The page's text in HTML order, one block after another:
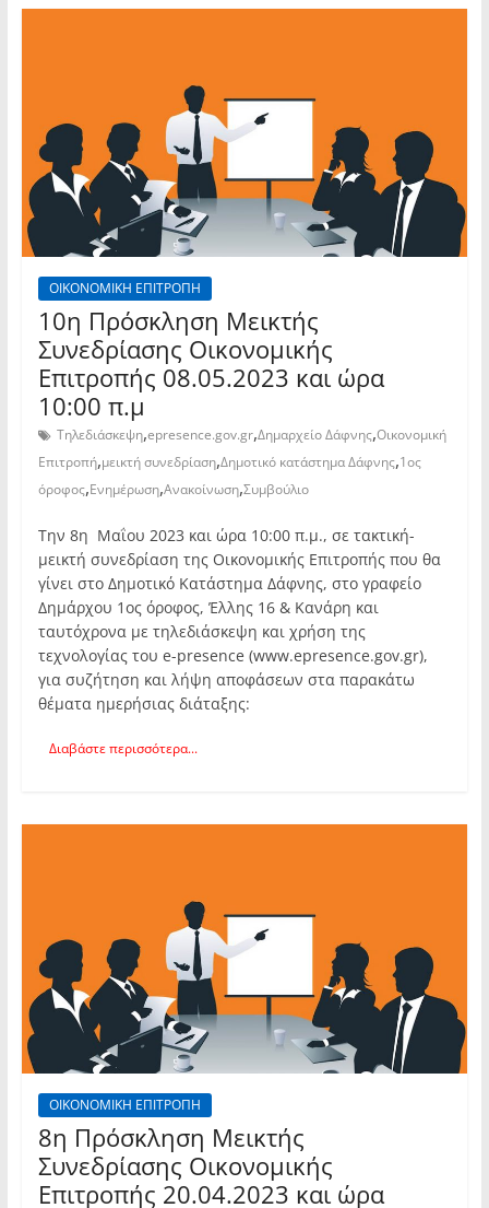
ΟΙΚΟΝΟΜΙΚΗ ΕΠΙΤΡΟΠΗ
10η Πρόσκληση Μεικτής
Συνεδρίασης Οικονομικής
Επιτροπής 08.05.2023 και ώρα
10:00 π.μ
Τηλεδιάσκεψη,epresence.gov.gr,Δημαρχείο Δάφνης,Οικονομική
Επιτροπή,μεικτή συνεδρίαση,Δημοτικό κατάστημα Δάφνης,1ος
όροφος,Ενημέρωση,Ανακοίνωση,Συμβούλιο
Την 8η Μαΐου 2023 και ώρα 10:00 π.μ., σε τακτική-
μεικτή συνεδρίαση της Οικονομικής Επιτροπής που θα
γίνει στο Δημοτικό Κατάστημα Δάφνης, στο γραφείο
Δημάρχου 1ος όροφος, Έλλης 16 & Κανάρη και
ταυτόχρονα με τηλεδιάσκεψη και χρήση της
τεχνολογίας του e-presence (www.epresence.gov.gr),
για συζήτηση και λήψη αποφάσεων στα παρακάτω
θέματα ημερήσιας διάταξης:
Διαβάστε περισσότερα...
ΟΙΚΟΝΟΜΙΚΗ ΕΠΙΤΡΟΠΗ
8η Πρόσκληση Μεικτής
Συνεδρίασης Οικονομικής
Επιτροπής 20.04.2023 και ώρα